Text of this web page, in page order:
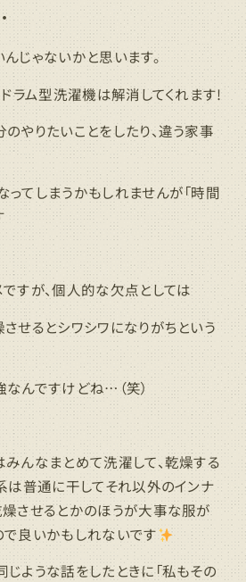
じゃないかと思います。
ドラム型洗濯機は解消してくれます!
やりたいことをしたり、違う家事
てしまうかもしれませんが「時間
すが、個人的な欠点としては
せるとシワシワになりがちという
んですけどね…（笑）
んなまとめて洗濯して、乾燥する
は普通に干してそれ以外のインナ
させるとかのほうが大事な服が
良いかもしれないです
ような話をしたときに「私もその